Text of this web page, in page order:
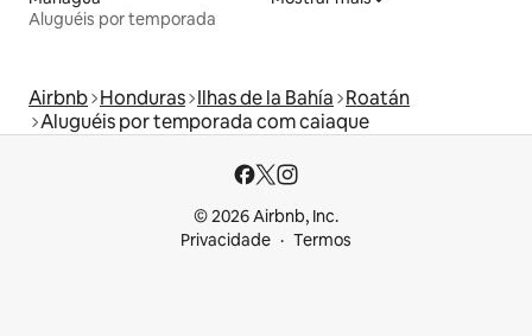
Aluguéis por temporada
Airbnb Honduras Ilhas de la Bahía Roatán
Aluguéis por temporada com caiaque
© 2026 Airbnb, Inc.
Privacidade
Termos